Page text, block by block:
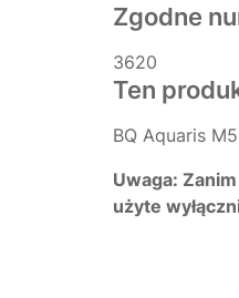
Zgodne
3620
Ten
BQ Aquaris
Uwaga:
użyte